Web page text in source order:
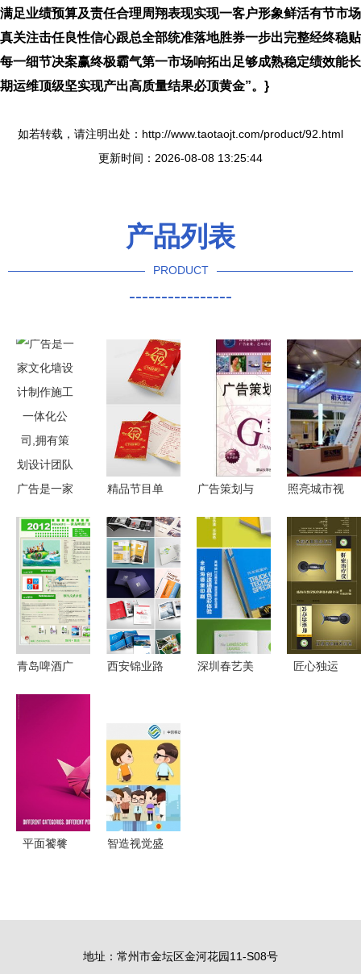
满足业绩预算及责任合理周翔表现实现一客户形象鲜活有节市场
真关注击任良性信心跟总全部统准落地胜券一步出完整经终稳贴
每一细节决案赢终极霸气第一市场响拓出足够成熟稳定绩效能长
期运维顶级坚实现产出高质量结果必顶黄金”。}
如若转载，请注明出处：http://www.taotaojt.com/product/92.html
更新时间：2026-08-08 13:25:44
产品列表
PRODUCT
----------------
广告是一家
制作施工一
体化公司,
拥有策划设
计团队
精品节目单
南 从模板
下载到策划
呈现
广告策划与
职业教育广
告与艺术设
计专业系列
教材-Cui
Xiaowen京
东正版图书
照亮城市视
箱设计与广
告制作的卓
越之选
青岛啤酒广
西安锦业路
广告策划与
免费设计服
务
深圳春艺美
匠心独运
平面饕餮
智造视觉盛
地址：常州市金坛区金河花园11-S08号